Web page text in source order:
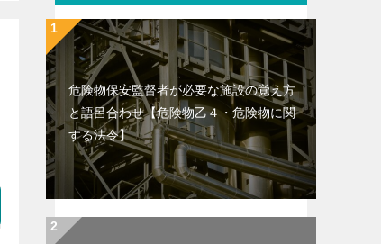
危険物保安監督者が必要な施設の覚え方
と語呂合わせ【危険物乙４・危険物に関
する法令】